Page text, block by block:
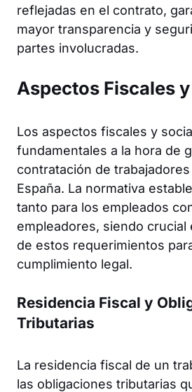
reflejadas en el contrato,
mayor transparencia y
partes involucradas.
Aspectos Fiscales
Los aspectos fiscales y
fundamentales a la hora de
contratación de
España. La normativa
tanto para los empleados
empleadores, siendo crucial
de estos requerimientos
cumplimiento legal.
Residencia Fiscal y
Tributarias
La residencia fiscal de un
las obligaciones tributarias